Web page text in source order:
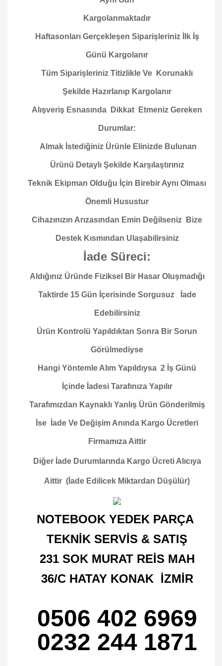
Kargolanmaktadır
Haftasonları Gerçekleşen Siparişleriniz İlk İş
Günü Kargolanır
Tüm Siparişleriniz Titizlikle Ve Korunaklı
Şekilde Hazırlanıp Kargolanır
Alışveriş Esnasında Dikkat Etmeniz Gereken
Durumlar:
Almak İstediğiniz Ürünle Elinizde Bulunan
Ürünü Detaylı Şekilde Karşılaştırınız
Teknik Ekipman Olduğu İçin Birebir Aynı Olması
Önemli Husustur
Cihazınızın Arızasından Emin Değilseniz Bize
Destek Kısmından Ulaşabilirsiniz
İade Süreci:
Aldığınız Üründe Fiziksel Bir Hasar Oluşmadığı
Taktirde 15 Gün İçerisinde Sorgusuz İade
Edebilirsiniz
Ürün Kontrolü Yapıldıktan Sonra Bir Sorun
Görülmediyse
Hangi Yöntemle Alım Yapıldıysa 2 İş Günü
İçinde İadesi Tarafınıza Yapılır
Tarafımızdan Kaynaklı Yanlış Ürün Gönderilmiş
İse İade Ve Değişim Anında Kargo Ücretleri
Firmamıza Aittir
Diğer İade Durumlarında Kargo Ücreti Alıcıya
Aittir (İade Edilicek Miktardan Düşülür)
NOTEBOOK YEDEK PARÇA
TEKNİK SERVİS & SATIŞ
231 SOK MURAT REİS MAH
36/C HATAY KONAK İZMİR
0506 402 6969
0232 244 1871